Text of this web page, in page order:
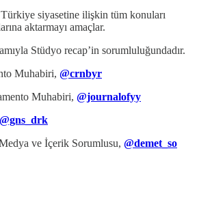
siyasetine ilişkin tüm konuları
aktarmayı amaçlar.
Stüdyo recap’in sorumluluğundadır.
Muhabiri, @crnbyr
Muhabiri, @journalofyy
@gns_drk
ve İçerik Sorumlusu, @demet_so